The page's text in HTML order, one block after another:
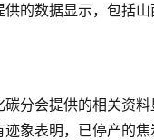
数据显示，包括山
会提供的相关资料
象表明，已停产的